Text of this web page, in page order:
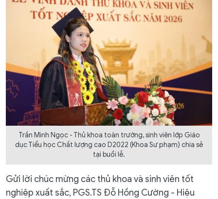
Trần Minh Ngọc - Thủ khoa toàn trường, sinh viên lớp Giáo
dục Tiểu học Chất lượng cao D2022 (Khoa Sư phạm) chia sẻ
tại buổi lễ.
Gửi lời chúc mừng các thủ khoa và sinh viên tốt
nghiệp xuất sắc, PGS.TS Đỗ Hồng Cường - Hiệu